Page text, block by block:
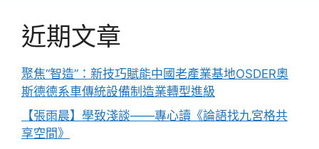
近期文章
聚焦“智造”：新技巧賦能中國老產業基地OSDER奧
斯德德系車傳統設備制造業轉型進級
【張雨晨】學致淺談——專心讀《論語找九宮格共
享空間》